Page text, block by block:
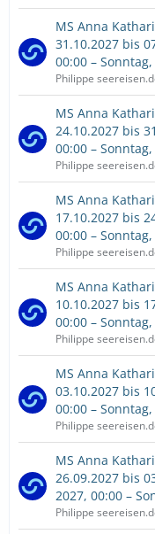
MS Anna
31.10.2027 bis
00:00 –
Philippe
MS Anna
24.10.2027 bis
00:00 –
Philippe
MS Anna
17.10.2027 bis
00:00 –
Philippe
MS Anna
10.10.2027 bis
00:00 –
Philippe
MS Anna
03.10.2027 bis
00:00 –
Philippe
MS Anna
26.09.2027 bis
2027, 00:00 –
Philippe